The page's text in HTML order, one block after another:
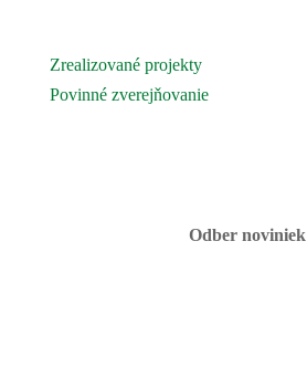
Zrealizované projekty
Povinné zverejňovanie
Odber noviniek